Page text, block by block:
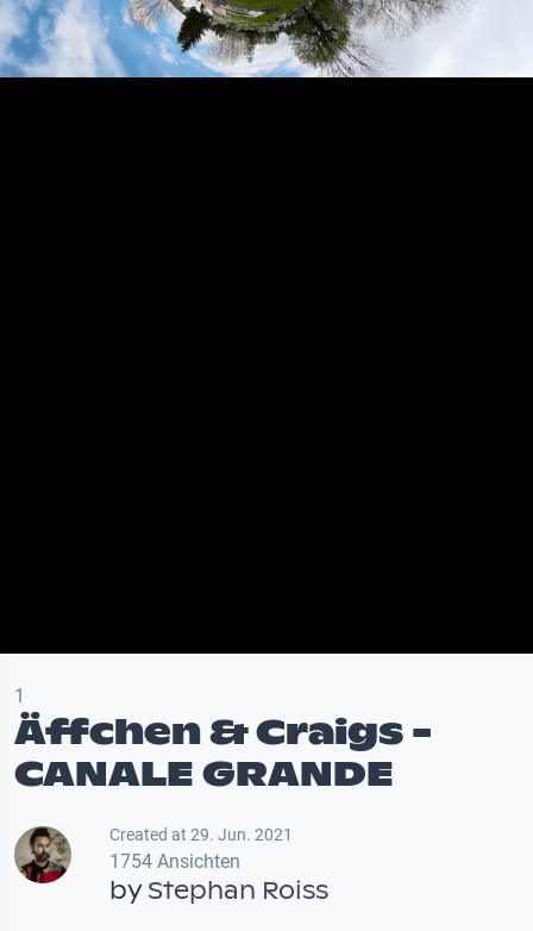
1
Äffchen & Craigs -
CANALE GRANDE
Created at 29. Jun. 2021
1754 Ansichten
byStephan Roiss